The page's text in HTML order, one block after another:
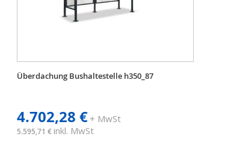
Überdachung Bushaltestelle h350_87
4.702,28 €+ MwSt
5.595,71 € inkl. MwSt